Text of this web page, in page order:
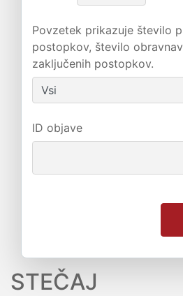
Povzetek prikazuje število
postopkov, število
zaključenih postopkov.
ID objave
STEČAJ